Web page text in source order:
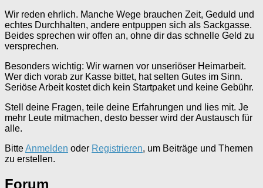
Wir reden ehrlich. Manche Wege brauchen Zeit, Geduld und
echtes Durchhalten, andere entpuppen sich als Sackgasse.
Beides sprechen wir offen an, ohne dir das schnelle Geld zu
versprechen.
Besonders wichtig: Wir warnen vor unseriöser Heimarbeit.
Wer dich vorab zur Kasse bittet, hat selten Gutes im Sinn.
Seriöse Arbeit kostet dich kein Startpaket und keine Gebühr.
Stell deine Fragen, teile deine Erfahrungen und lies mit. Je
mehr Leute mitmachen, desto besser wird der Austausch für
alle.
BitteAnmelden oder Registrieren, um Beiträge und Themen
zu erstellen.
Forum